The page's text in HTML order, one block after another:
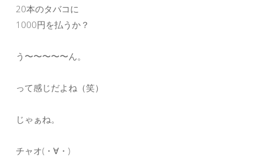
20本のタバコに
1000円を払うか？
う〜〜〜〜〜ん。
って感じだよね（笑）
じゃぁね。
チャオ(・∀・)